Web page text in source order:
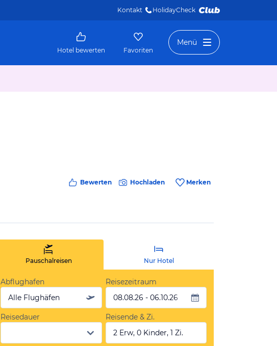
Kontakt HolidayCheck
Hotel bewerten Favoriten
Menü
Bewerten Hochladen Merken
Pauschalreisen Nur Hotel
Abflughafen
Alle Flughäfen
Reisezeitraum
08.08.26 - 06.10.26
Reisedauer
Reisende & Zi.
2 Erw, 0 Kinder, 1 Zi.